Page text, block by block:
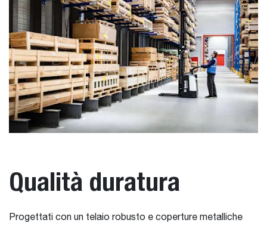
Qualità duratura
Progettati con un telaio robusto e coperture metalliche